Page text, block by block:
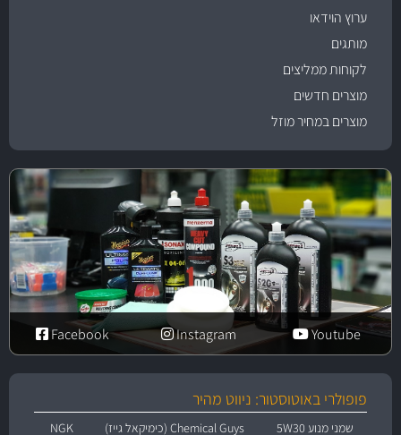
ערוץ הוידאו
מותגים
לקוחות ממליצים
מוצרים חדשים
מוצרים במחיר מוזל
Youtube
Instagram
Facebook
פופולרי באוטוסטור: ניווט מהיר
שמני מנוע 5W30 Chemical Guys (כימיקאל גייז)
NGK